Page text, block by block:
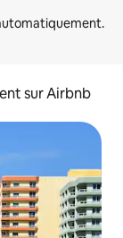
sur Airbnb